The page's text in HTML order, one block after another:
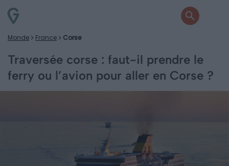
Monde France Corse
Traversée corse : faut-il prendre le
ferry ou l’avion pour aller en Corse ?